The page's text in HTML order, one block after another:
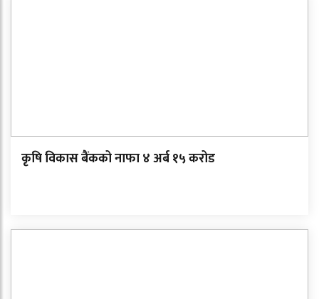
कृषि विकास बैंकको नाफा ४ अर्ब १५ करोड